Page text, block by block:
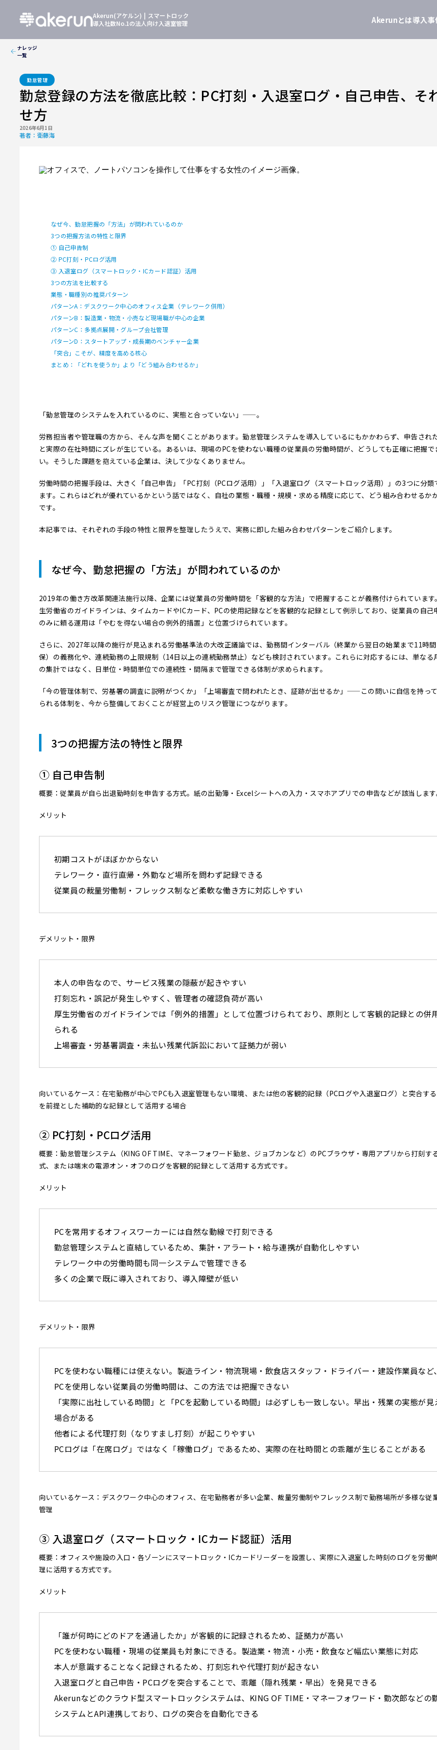
Akerun(アケルン) | スマートロック
導入社数No.1の法人向け入退室管理
Akerunとは導入事
ナレッジ
一覧
勤怠管理
勤怠登録の方法を徹底比較：PC打刻・入退室ログ・自己申告、そ
せ方
2026年6月1日
著者： 衛藤海
なぜ今、勤怠把握の「方法」が問われているのか
3つの把握方法の特性と限界
① 自己申告制
② PC打刻・PCログ活用
③ 入退室ログ（スマートロック・ICカード認証）活用
3つの方法を比較する
業態・職種別の推奨パターン
パターンA：デスクワーク中心のオフィス企業（テレワーク併用）
パターンB：製造業・物流・小売など現場職が中心の企業
パターンC：多拠点展開・グループ会社管理
パターンD：スタートアップ・成長期のベンチャー企業
「突合」こそが、精度を高める核心
まとめ：「どれを使うか」より「どう組み合わせるか」
「勤怠管理のシステムを入れているのに、実態と合っていない」——。
労務担当者や管理職の方から、そんな声を聞くことがあります。勤怠管理システムを導入しているにもかかわらず、申告され
と実際の在社時間にズレが生じている。あるいは、現場のPCを使わない職種の従業員の労働時間が、どうしても正確に把握で
い。そうした課題を抱えている企業は、決して少なくありません。
労働時間の把握手段は、大きく「自己申告」「PC打刻（PCログ活用）」「入退室ログ（スマートロック活用）」の3つに分類
ます。これらはどれが優れているかという話ではなく、自社の業態・職種・規模・求める精度に応じて、どう組み合わせるか
です。
本記事では、それぞれの手段の特性と限界を整理したうえで、実務に即した組み合わせパターンをご紹介します。
なぜ今、勤怠把握の「方法」が問われているのか
2019年の働き方改革関連法施行以降、企業には従業員の労働時間を「客観的な方法」で把握することが義務付けられています
生労働省のガイドラインは、タイムカードやICカード、PCの使用記録などを客観的な記録として例示しており、従業員の自己
のみに頼る運用は「やむを得ない場合の例外的措置」と位置づけられています。
さらに、2027年以降の施行が見込まれる労働基準法の大改正議論では、勤務間インターバル（終業から翌日の始業まで11時
保）の義務化や、連続勤務の上限規制（14日以上の連続勤務禁止）なども検討されています。これらに対応するには、単なる
の集計ではなく、日単位・時間単位での連続性・間隔まで管理できる体制が求められます。
「今の管理体制で、労基署の調査に説明がつくか」「上場審査で問われたとき、証跡が出せるか」——この問いに自信を持っ
られる体制を、今から整備しておくことが経営上のリスク管理につながります。
3つの把握方法の特性と限界
① 自己申告制
概要：従業員が自ら出退勤時刻を申告する方式。紙の出勤簿・Excelシートへの入力・スマホアプリでの申告などが該当しま
メリット
初期コストがほぼかからない
テレワーク・直行直帰・外勤など場所を問わず記録できる
従業員の裁量労働制・フレックス制など柔軟な働き方に対応しやすい
デメリット・限界
本人の申告なので、サービス残業の隠蔽が起きやすい
打刻忘れ・誤記が発生しやすく、管理者の確認負荷が高い
厚生労働省のガイドラインでは「例外的措置」として位置づけられており、原則として客観的記録との併
られる
上場審査・労基署調査・未払い残業代訴訟において証拠力が弱い
向いているケース：在宅勤務が中心でPCも入退室管理もない環境、または他の客観的記録（PCログや入退室ログ）と突合す
を前提とした補助的な記録として活用する場合
② PC打刻・PCログ活用
概要：勤怠管理システム（KING OF TIME、マネーフォワード勤怠、ジョブカンなど）のPCブラウザ・専用アプリから打刻す
式、または端末の電源オン・オフのログを客観的記録として活用する方式です。
メリット
PCを常用するオフィスワーカーには自然な動線で打刻できる
勤怠管理システムと直結しているため、集計・アラート・給与連携が自動化しやすい
テレワーク中の労働時間も同一システムで管理できる
多くの企業で既に導入されており、導入障壁が低い
デメリット・限界
PCを使わない職種には使えない。製造ライン・物流現場・飲食店スタッフ・ドライバー・建設作業員など
PCを使用しない従業員の労働時間は、この方法では把握できない
「実際に出社している時間」と「PCを起動している時間」は必ずしも一致しない。早出・残業の実態が
場合がある
他者による代理打刻（なりすまし打刻）が起こりやすい
PCログは「在席ログ」ではなく「稼働ログ」であるため、実際の在社時間との乖離が生じることがある
向いているケース：デスクワーク中心のオフィス、在宅勤務者が多い企業、裁量労働制やフレックス制で勤務場所が多様な従
管理
③ 入退室ログ（スマートロック・ICカード認証）活用
概要：オフィスや施設の入口・各ゾーンにスマートロック・ICカードリーダーを設置し、実際に入退室した時刻のログを労働
理に活用する方式です。
メリット
「誰が何時にどのドアを通過したか」が客観的に記録されるため、証拠力が高い
PCを使わない職種・現場の従業員も対象にできる。製造業・物流・小売・飲食など幅広い業態に対応
本人が意識することなく記録されるため、打刻忘れや代理打刻が起きない
入退室ログと自己申告・PCログを突合することで、乖離（隠れ残業・早出）を発見できる
Akerunなどのクラウド型スマートロックシステムは、KING OF TIME・マネーフォワード・勤次郎などの
システムとAPI連携しており、ログの突合を自動化できる